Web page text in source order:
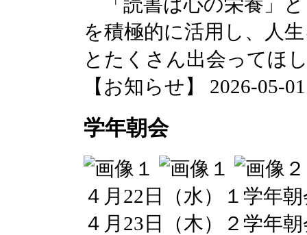
を積極的に活用し、人
とたくさん出会ってほ
【お知らせ】 2026-05-
学年朝会
４月22日（水）１学年
４月23日（木）２学年